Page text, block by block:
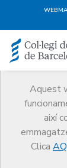
Aquest
així
Clica
Notícies
Comunicació
El COMB